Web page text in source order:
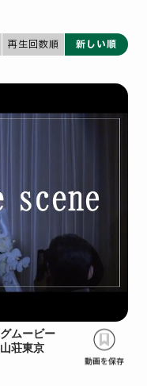
再生回数順 新しい順
ムービー
荘東京